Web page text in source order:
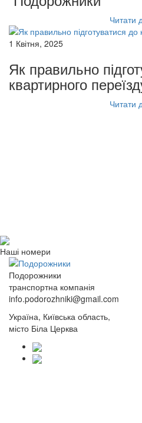
Читати
1 Квітня, 2025
Як правильно
квартирного
Читати
Наші номери
Подорожники
транспортна компанія
info.podorozhniki@gmail.com
Україна, Київська область,
місто Біла Церква